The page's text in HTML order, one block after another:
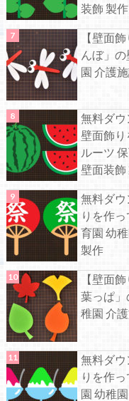
装飾 製作
【壁面
んぼ」
園 介護
無料ダ
壁面飾り
ルーツ
壁面装飾
無料ダ
りを作
育園 幼
製作
【壁面
葉っぱ」
稚園 介
無料ダ
りを作
園 幼稚